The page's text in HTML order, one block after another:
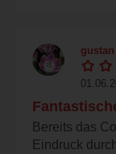
gustan
Bereits das
Eindruck